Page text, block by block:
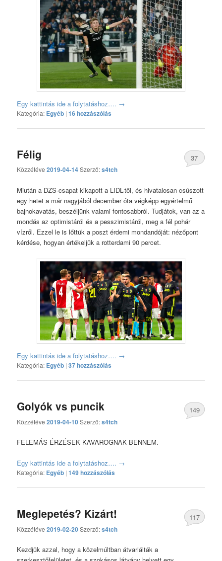
Egy kattintás ide a folytatáshoz…. →
Kategória: Egyéb |16 hozzászólás
Félig
Közzétéve2019-04-14Szerző:s4tch
37
Miután a DZS-csapat kikapott a LIDL-től, és hivatalosan csúszott
egy hetet a már nagyjából december óta végképp egyértelmű
bajnokavatás, beszéljünk valami fontosabbról. Tudjátok, van az a
mondás az optimistáról és a pesszimistáról, meg a fél pohár
vízről. Ezzel le is lőttük a poszt érdemi mondandóját: nézőpont
kérdése, hogyan értékeljük a rotterdami 90 percet.
Egy kattintás ide a folytatáshoz…. →
Kategória: Egyéb |37 hozzászólás
Golyók vs puncik
Közzétéve2019-04-10Szerző:s4tch
149
FELEMÁS ÉRZÉSEK KAVAROGNAK BENNEM.
Egy kattintás ide a folytatáshoz…. →
Kategória: Egyéb |149 hozzászólás
Meglepetés? Kizárt!
Közzétéve2019-02-20Szerző:s4tch
117
Kezdjük azzal, hogy a közelmúltban átvariálták a